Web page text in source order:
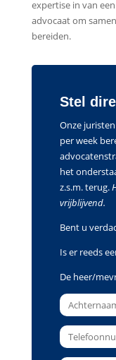
expertise in van
advocaat om
bereiden.
Stel
Onze
per week
het
z.s.m. terug.
vrijblijvend.
Bent u
Is er reeds
De heer/